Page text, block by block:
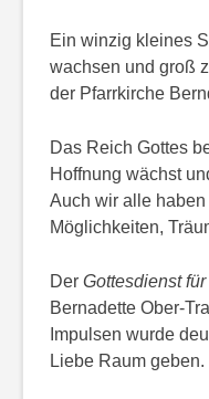
Ein winzig kleines
wachsen und groß
der Pfarrkirche
Das Reich Gottes
Hoffnung wächst
Auch wir alle
Möglichkeiten,
Der Gottesdienst
Bernadette Ober-
Impulsen wurde
Liebe Raum geben.